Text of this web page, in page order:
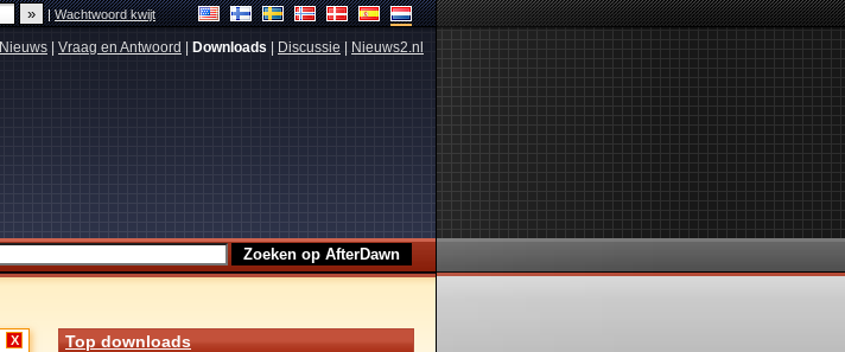
|Wachtwoord kwijt
Nieuws Vraag en Antwoord Downloads Discussie Nieuws2.nl
X Top downloads